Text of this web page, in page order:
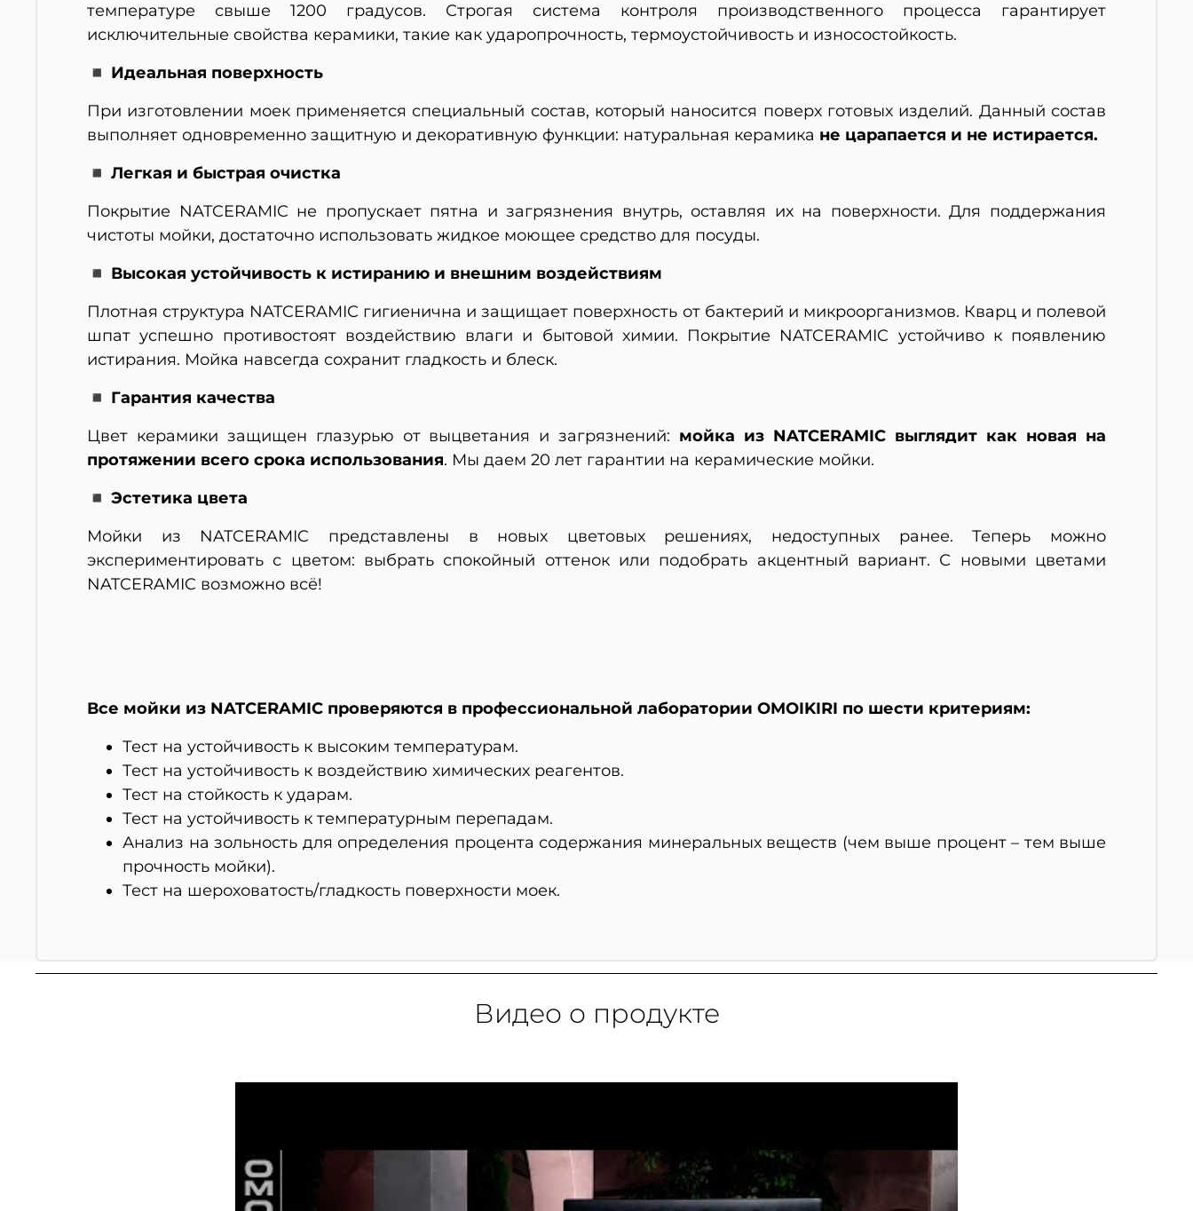
температуре свыше 1200 градусов. Строгая система контроля производственного процесса гарантирует
исключительные свойства керамики, такие как ударопрочность, термоустойчивость и износостойкость.
◾ Идеальная поверхность
При изготовлении моек применяется специальный состав, который наносится поверх готовых изделий. Данный состав
выполняет одновременно защитную и декоративную функции: натуральная керамика не царапается и не истирается.
◾ Легкая и быстрая очистка
Покрытие NATCERAMIC не пропускает пятна и загрязнения внутрь, оставляя их на поверхности. Для поддержания
чистоты мойки, достаточно использовать жидкое моющее средство для посуды.
◾ Высокая устойчивость к истиранию и внешним воздействиям
Плотная структура NATCERAMIC гигиенична и защищает поверхность от бактерий и микроорганизмов. Кварц и полевой
шпат успешно противостоят воздействию влаги и бытовой химии. Покрытие NATCERAMIC устойчиво к появлению
истирания. Мойка навсегда сохранит гладкость и блеск.
◾ Гарантия качества
Цвет керамики защищен глазурью от выцветания и загрязнений: мойка из NATCERAMIC выглядит как новая на
протяжении всего срока использования. Мы даем 20 лет гарантии на керамические мойки.
◾ Эстетика цвета
Мойки из NATCERAMIC представлены в новых цветовых решениях, недоступных ранее. Теперь можно
экспериментировать с цветом: выбрать спокойный оттенок или подобрать акцентный вариант. С новыми цветами
NATCERAMIC возможно всё!
Все мойки из NATCERAMIC проверяются в профессиональной лаборатории OMOIKIRI по шести критериям:
Тест на устойчивость к высоким температурам.
Тест на устойчивость к воздействию химических реагентов.
Тест на стойкость к ударам.
Тест на устойчивость к температурным перепадам.
Анализ на зольность для определения процента содержания минеральных веществ (чем выше процент – тем выше
прочность мойки).
Тест на шероховатость/гладкость поверхности моек.
Видео о продукте